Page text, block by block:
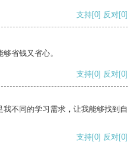
支持[0] 反对[0]
省钱又省心。
支持[0] 反对[0]
不同的学习需求，让我能够找到自
支持[0] 反对[0]